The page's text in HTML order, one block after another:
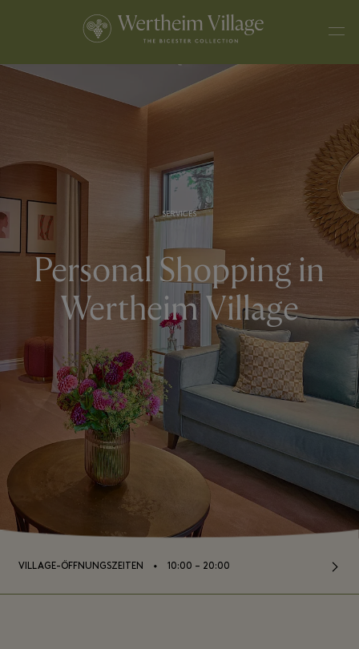
SERVICES
Personal Shopping in
Wertheim Village
VILLAGE-ÖFFNUNGSZEITEN ⬩ 10:00 – 20:00